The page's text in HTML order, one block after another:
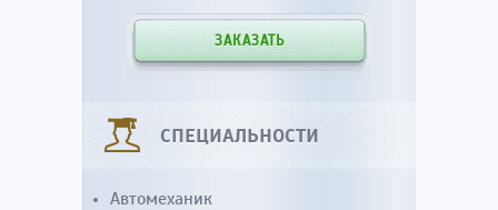
ЗАКАЗАТЬ
СПЕЦИАЛЬНОСТИ
Автомеханик